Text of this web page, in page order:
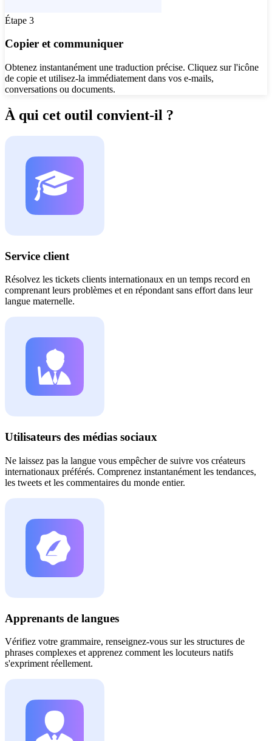
Étape 3
Copier et communiquer
Obtenez instantanément une traduction précise. Cliquez sur l'icône
de copie et utilisez-la immédiatement dans vos e-mails,
conversations ou documents.
À qui cet outil convient-il ?
Service client
Résolvez les tickets clients internationaux en un temps record en
comprenant leurs problèmes et en répondant sans effort dans leur
langue maternelle.
Utilisateurs des médias sociaux
Ne laissez pas la langue vous empêcher de suivre vos créateurs
internationaux préférés. Comprenez instantanément les tendances,
les tweets et les commentaires du monde entier.
Apprenants de langues
Vérifiez votre grammaire, renseignez-vous sur les structures de
phrases complexes et apprenez comment les locuteurs natifs
s'expriment réellement.